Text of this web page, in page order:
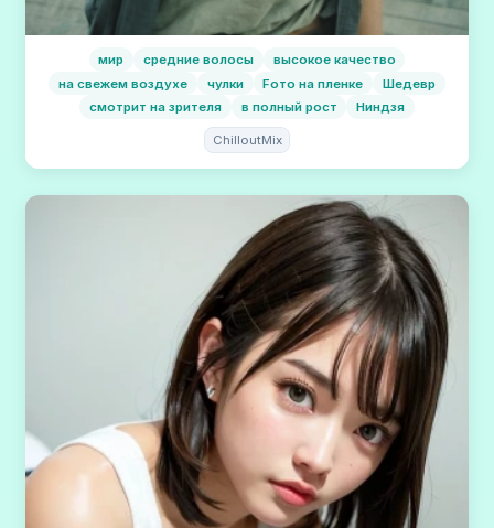
мир средние волосы
высокое качество
на свежем воздухе
чулки Fото на пленке
Шедевр
смотрит на зрителя
в полный рост Ниндзя
ChilloutMix